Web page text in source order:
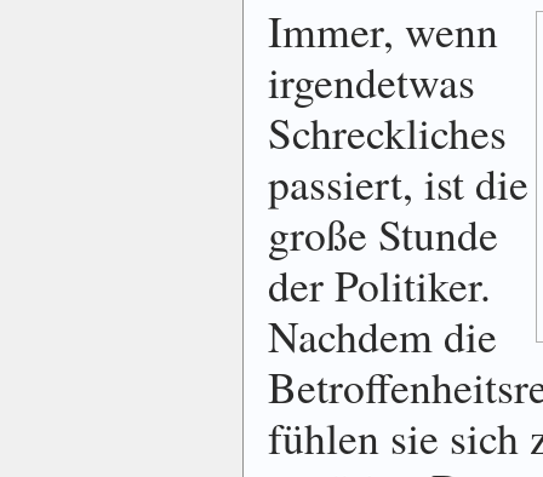
Immer, wenn
irgendetwas
Schreckliches
passiert, ist die
große Stunde
der Politiker.
Nachdem die
fühlen sie sich